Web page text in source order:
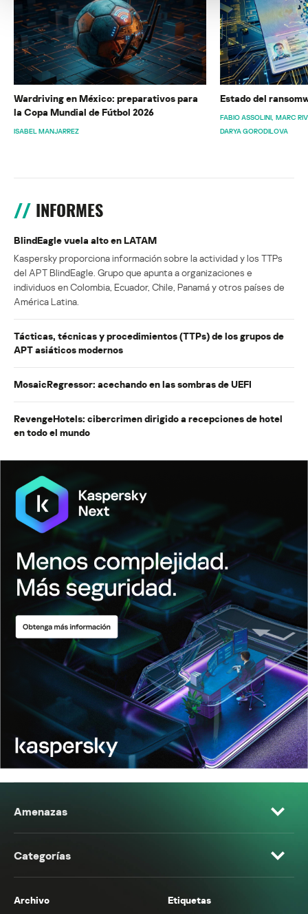
Wardriving en México: preparativos para
la Copa Mundial de Fútbol 2026
ISABEL MANJARREZ
Estado del
FABIO ASSOLINI MARC
DARYA GORODILOVA
INFORMES
BlindEagle vuela alto en LATAM
Kaspersky proporciona información sobre la actividad y los TTPs
del APT BlindEagle. Grupo que apunta a organizaciones e
individuos en Colombia, Ecuador, Chile, Panamá y otros países de
América Latina.
Tácticas, técnicas y procedimientos (TTPs) de los grupos de
APT asiáticos modernos
MosaicRegressor: acechando en las sombras de UEFI
RevengeHotels: cibercrimen dirigido a recepciones de hotel
en todo el mundo
Amenazas
Categorías
Archivo
Etiquetas